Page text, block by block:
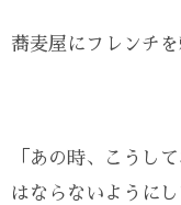
蕎麦屋にフレンチ
「あの時、こうし
はならないようにし